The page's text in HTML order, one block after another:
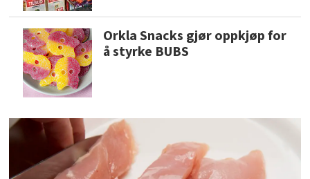
Orkla Snacks gjør oppkjøp for
å styrke BUBS